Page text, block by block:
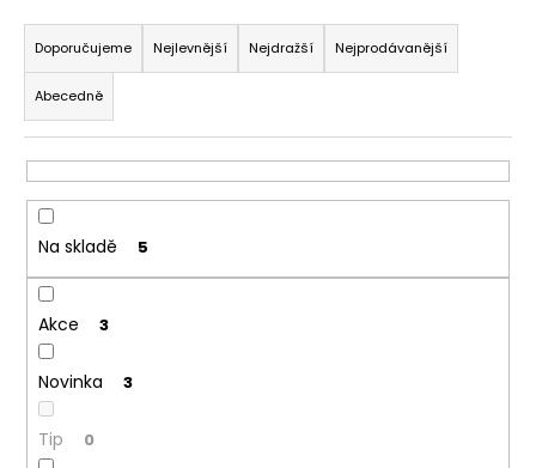
Ř
a
z
e
n
í
p
o
d
u
k
ů
Doporučujeme Nejlevnější Nejdražší Nejprodávanější
Abecedně
Na skladě 5
Akce 3
Novinka 3
Tip 0
o
p
o
r
u
č
u
m
ELF
BAR
600
20MG